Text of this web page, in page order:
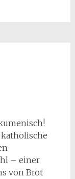
– einer
von Brot